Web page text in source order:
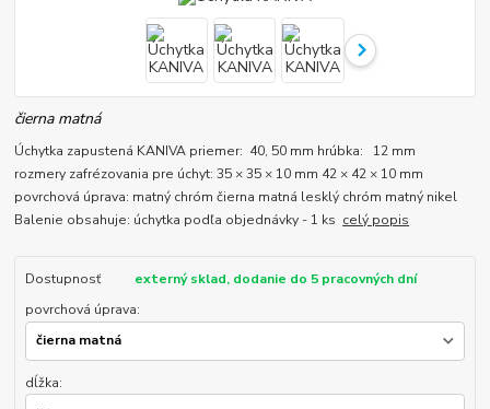
čierna matná
Úchytka zapustená KANIVA priemer: 40, 50 mm hrúbka: 12 mm
rozmery zafrézovania pre úchyt: 35 × 35 × 10 mm 42 × 42 × 10 mm
povrchová úprava: matný chróm čierna matná lesklý chróm matný nikel
Balenie obsahuje: úchytka podľa objednávky - 1 ks celý popis
Dostupnosť
externý sklad, dodanie do 5 pracovných dní
povrchová úprava:
dĺžka: